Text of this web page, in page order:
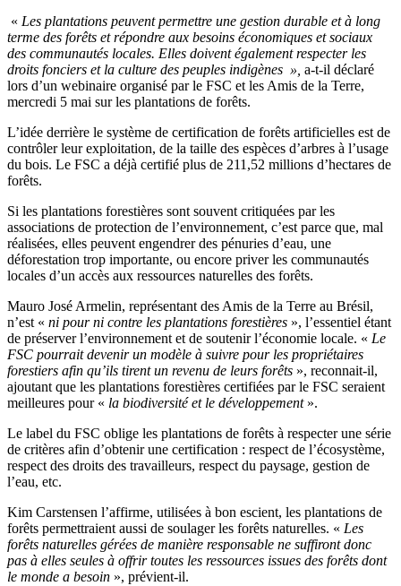
« Les plantations peuvent permettre une gestion durable et à long
terme des forêts et répondre aux besoins économiques et sociaux
des communautés locales. Elles doivent également respecter les
droits fonciers et la culture des peuples indigènes », a-t-il déclaré
lors d’un webinaire organisé par le FSC et les Amis de la Terre,
mercredi 5 mai sur les plantations de forêts.
L’idée derrière le système de certification de forêts artificielles est de
contrôler leur exploitation, de la taille des espèces d’arbres à l’usage
du bois. Le FSC a déjà certifié plus de 211,52 millions d’hectares de
forêts.
Si les plantations forestières sont souvent critiquées par les
associations de protection de l’environnement, c’est parce que, mal
réalisées, elles peuvent engendrer des pénuries d’eau, une
déforestation trop importante, ou encore priver les communautés
locales d’un accès aux ressources naturelles des forêts.
Mauro José Armelin, représentant des Amis de la Terre au Brésil,
n’est « ni pour ni contre les plantations forestières », l’essentiel étant
de préserver l’environnement et de soutenir l’économie locale. « Le
FSC pourrait devenir un modèle à suivre pour les propriétaires
forestiers afin qu’ils tirent un revenu de leurs forêts », reconnait-il,
ajoutant que les plantations forestières certifiées par le FSC seraient
meilleures pour « la biodiversité et le développement ».
Le label du FSC oblige les plantations de forêts à respecter une série
de critères afin d’obtenir une certification : respect de l’écosystème,
respect des droits des travailleurs, respect du paysage, gestion de
l’eau, etc.
Kim Carstensen l’affirme, utilisées à bon escient, les plantations de
forêts permettraient aussi de soulager les forêts naturelles. « Les
forêts naturelles gérées de manière responsable ne suffiront donc
pas à elles seules à offrir toutes les ressources issues des forêts dont
le monde a besoin », prévient-il.